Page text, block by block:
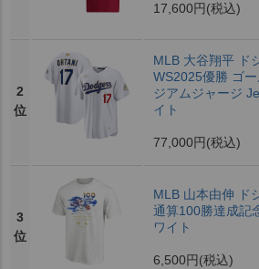
17,600円 (税込)
2
位
MLB 大谷翔平 ド
WS2025優勝 ゴ
ジアムジャージ
イト
77,000円 (税込)
3
位
MLB 山本由伸 ド
通算100勝達成記
ワイト
6,500円 (税込)